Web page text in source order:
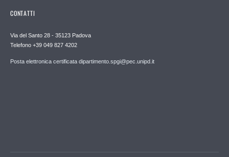
CONTATTI
Via del Santo 28 - 35123 Padova
Telefono +39 049 827 4202
Posta elettronica certificata dipartimento.spgi@pec.unipd.it